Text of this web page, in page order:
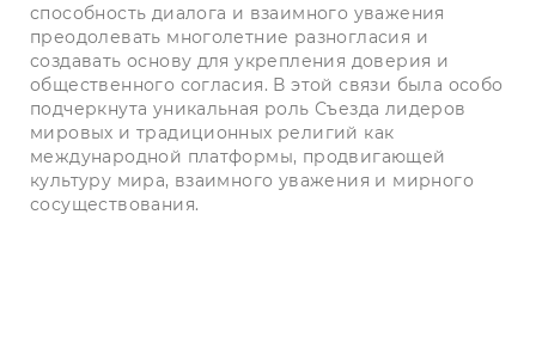
способность диалога и взаимного уважения
преодолевать многолетние разногласия и
создавать основу для укрепления доверия и
общественного согласия. В этой связи была особо
подчеркнута уникальная роль Съезда лидеров
мировых и традиционных религий как
международной платформы, продвигающей
культуру мира, взаимного уважения и мирного
сосуществования.